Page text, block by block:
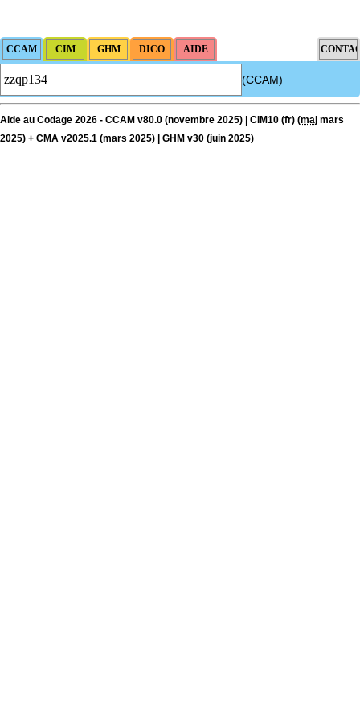
(CCAM)
Aide au Codage 2026 - CCAM v80.0 (novembre 2025) | CIM10 (fr) (maj mars
2025) + CMA v2025.1 (mars 2025) | GHM v30 (juin 2025)